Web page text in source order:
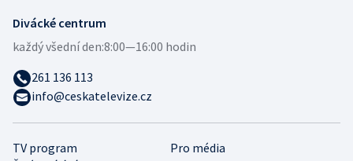
TV program
Pro média
Divácké centrum
každý všední den:8:00—16:00 hodin
261 136 113
info@ceskatelevize.cz